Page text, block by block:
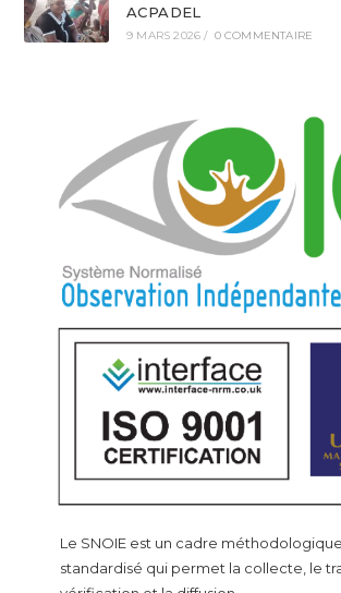
ACPADEL
9 MARS 2026 / 0 COMMENTAIRE
Le SNOIE est un cadre méthodologique
standardisé qui permet la collecte, le